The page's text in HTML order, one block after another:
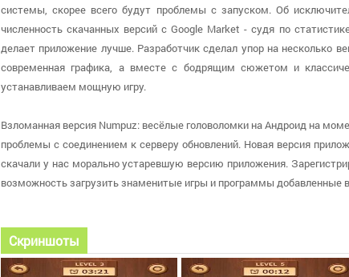
системы, скорее всего будут проблемы с запуском. Об
численность скачанных версий с Google Market - судя по
делает приложение лучше. Разработчик сделал упор на несколько
современная графика, а вместе с бодрящим сюжетом и
устанавливаем мощную игру.
Взломанная версия Numpuz: весёлые головоломки на Андроид на
проблемы с соединением к серверу обновлений. Новая версия
скачали у нас морально устаревшую версию приложения.
возможность загрузить знаменитые игры и программы добавленные
Скриншоты